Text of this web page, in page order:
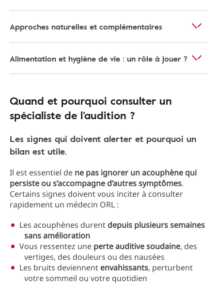
Approches naturelles et complémentaires
Alimentation et hygiène de vie : un rôle à jouer ?
Quand et pourquoi consulter un
spécialiste de l’audition ?
Les signes qui doivent alerter et pourquoi un
bilan est utile.
Il est essentiel de ne pas ignorer un acouphène qui
persiste ou s’accompagne d’autres symptômes.
Certains signes doivent vous inciter à consulter
rapidement un médecin ORL :
Les acouphènes durent depuis plusieurs semaines
sans amélioration
Vous ressentez une perte auditive soudaine, des
vertiges, des douleurs ou des nausées
Les bruits deviennent envahissants, perturbent
votre sommeil ou votre quotidien